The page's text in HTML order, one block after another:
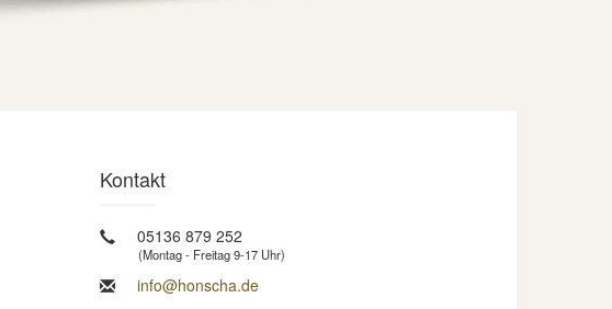
Kontakt
05136 879 252
(Montag - Freitag 9-17 Uhr)
info@honscha.de